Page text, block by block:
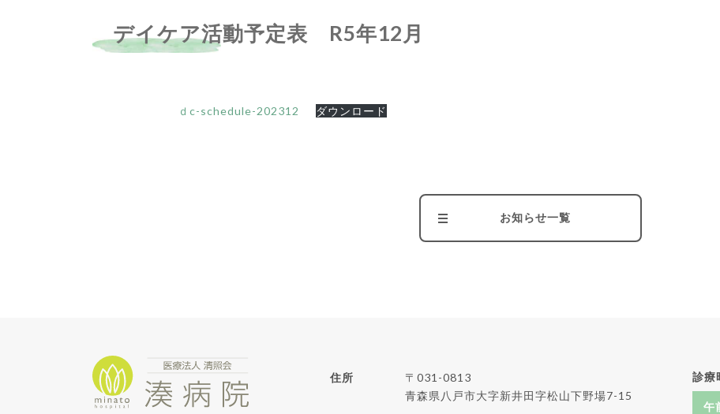
デイケア活動予定表 R5年12月
ｄc-schedule-202312 ダウンロード
お知らせ一覧
住所
〒031-0813
青森県八戸市大字新井田字松山下野場7-15
診療
午